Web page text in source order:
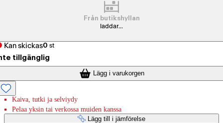
Från butikshyllan
laddar...
Kan skickas0 st
tillgänglig
Lägg i varukorgen
Kaiva, tutki ja selviydy
Pelaa yksin tai verkossa muiden kanssa
Lägg till i jämförelse